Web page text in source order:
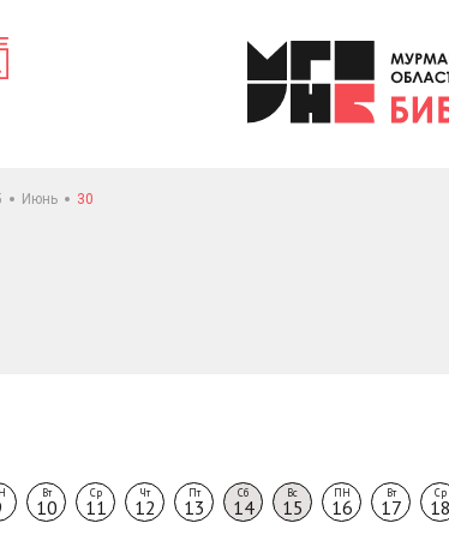
Июнь 30
Вт
10
Ср
11
Чт
12
Пт
13
Сб
14
Вс
15
ПН
16
Вт
17
Ср
18